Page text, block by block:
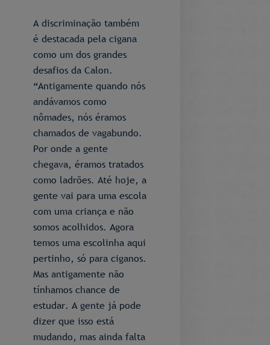
A discriminação também
é destacada pela cigana
como um dos grandes
desafios da Calon.
“Antigamente quando nós
andávamos como
nômades, nós éramos
chamados de vagabundo.
Por onde a gente
chegava, éramos tratados
como ladrões. Até hoje, a
gente vai para uma escola
com uma criança e não
somos acolhidos. Agora
temos uma escolinha aqui
pertinho, só para ciganos.
Mas antigamente não
tínhamos chance de
estudar. A gente já pode
dizer que isso está
mudando, mas ainda falta